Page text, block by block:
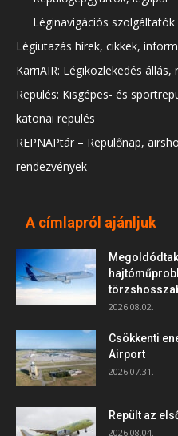
Léginavigációs szolgáltatók
Légiutazás hírek, cikkek,
KarriAIR: Légiközlekedés állás,
Repülés: Kisgépes- és
katonai repülés
REPNAPtár – Repülőnap,
rendezvények
A címlapról ajánljuk
2026.08.02.
Csökkenti
Airport
2026.07.31.
Repült az
2026.08.04.